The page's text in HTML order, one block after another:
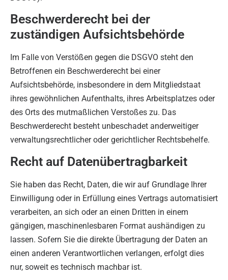
Beschwerde­recht bei der
zuständigen Aufsichts­behörde
Im Falle von Verstößen gegen die DSGVO steht den
Betroffenen ein Beschwerderecht bei einer
Aufsichtsbehörde, insbesondere in dem Mitgliedstaat
ihres gewöhnlichen Aufenthalts, ihres Arbeitsplatzes oder
des Orts des mutmaßlichen Verstoßes zu. Das
Beschwerderecht besteht unbeschadet anderweitiger
verwaltungsrechtlicher oder gerichtlicher Rechtsbehelfe.
Recht auf Daten­übertrag­barkeit
Sie haben das Recht, Daten, die wir auf Grundlage Ihrer
Einwilligung oder in Erfüllung eines Vertrags automatisiert
verarbeiten, an sich oder an einen Dritten in einem
gängigen, maschinenlesbaren Format aushändigen zu
lassen. Sofern Sie die direkte Übertragung der Daten an
einen anderen Verantwortlichen verlangen, erfolgt dies
nur, soweit es technisch machbar ist.